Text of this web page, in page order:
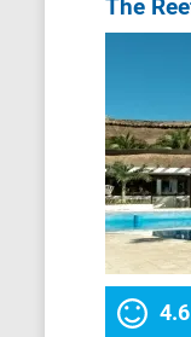
4.6